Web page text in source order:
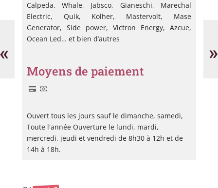
« »
Calpeda, Whale, Jabsco, Gianeschi, Marechal
Electric, Quik, Kolher, Mastervolt, Mase
Generator, Side power, Victron Energy, Azcue,
Ocean Led… et bien d’autres
Moyens de paiement
Ouvert tous les jours sauf le dimanche, samedi,
Toute l'année Ouverture le lundi, mardi,
mercredi, jeudi et vendredi de 8h30 à 12h et de
14h à 18h.